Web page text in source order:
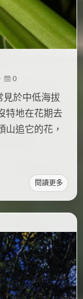
0
見於中低海拔
特地在花期去
追它的花，
閱讀更多